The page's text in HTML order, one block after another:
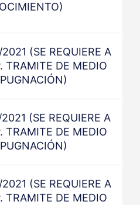
(SE REQUIERE A
TRAMITE DE MEDIO
(SE REQUIERE A
TRAMITE DE MEDIO
(SE REQUIERE A
TRAMITE DE MEDIO